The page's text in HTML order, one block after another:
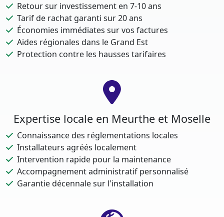
Retour sur investissement en 7-10 ans
Tarif de rachat garanti sur 20 ans
Économies immédiates sur vos factures
Aides régionales dans le Grand Est
Protection contre les hausses tarifaires
Expertise locale en Meurthe et Moselle
Connaissance des réglementations locales
Installateurs agréés localement
Intervention rapide pour la maintenance
Accompagnement administratif personnalisé
Garantie décennale sur l'installation